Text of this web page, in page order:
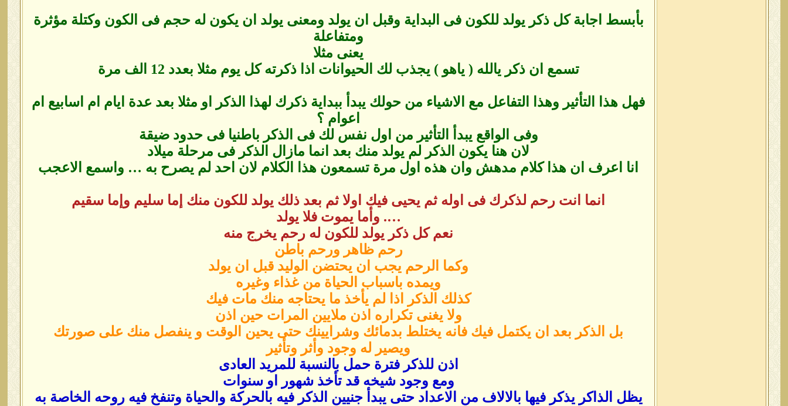
بأبسط اجابة كل ذكر يولد للكون فى البداية وقبل ان يولد ومعنى يولد ان يكون له حجم فى الكون وكتلة مؤثرة
ومتفاعلة
يعنى مثلا
تسمع ان ذكر يالله ( ياهو ) يجذب لك الحيوانات اذا ذكرته كل يوم مثلا بعدد 12 الف مرة
فهل هذا التأثير وهذا التفاعل مع الاشياء من حولك يبدأ ببداية ذكرك لهذا الذكر او مثلا بعد عدة ايام ام اسابيع ام
اعوام ؟
وفى الواقع يبدأ التأثير من اول نفس لك فى الذكر باطنيا فى حدود ضيقة
لان هنا يكون الذكر لم يولد منك بعد انما مازال الذكر فى مرحلة ميلاد
انا اعرف ان هذا كلام مدهش وان هذه اول مرة تسمعون هذا الكلام لان احد لم يصرح به … واسمع الاعجب
انما انت رحم لذكرك فى اوله ثم يحيى فيك اولا ثم بعد ذلك يولد للكون منك إما سليم وإما سقيم
…. وأما يموت فلا يولد
نعم كل ذكر يولد للكون له رحم يخرج منه
رحم ظاهر ورحم باطن
وكما الرحم يجب ان يحتضن الوليد قبل ان يولد
ويمده باسباب الحياة من غذاء وغيره
كذلك الذكر اذا لم يأخذ ما يحتاجه منك مات فيك
ولا يغنى تكراره اذن ملايين المرات حين اذن
بل الذكر بعد ان يكتمل فيك فانه يختلط بدمائك وشرايينك حتى يحين الوقت و ينفصل منك على صورتك
ويصير له وجود وأثر وتأثير
اذن للذكر فترة حمل بالنسبة للمريد العادى
ومع وجود شيخه قد تأخذ شهور او سنوات
يظل الذاكر يذكر فيها بالالاف من الاعداد حتى يبدأ جنيين الذكر فيه بالحركة والحياة وتنفخ فيه روحه الخاصة به